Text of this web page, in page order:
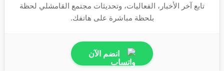
تابع آخر الأخبار، الفعاليات، وتحديثات مجتمع القامشلي لحظة
بلحظة مباشرة على هاتفك.
انضم الآن